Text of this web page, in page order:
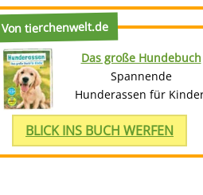
Von tierchenwelt.de
Das große Hundebuch
Spannende
Hunderassen für
BLICK INS BUCH WERFEN